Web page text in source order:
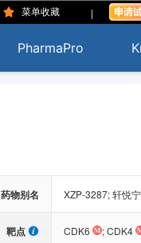
菜单收藏 |
PharmaPro
药物别名 XZP-3287; 轩悦
靶点 CDK6 ;CDK4